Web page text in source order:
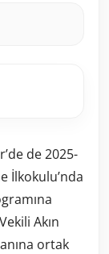
de 2025-
İlkokulu’nda
Akın
ortak